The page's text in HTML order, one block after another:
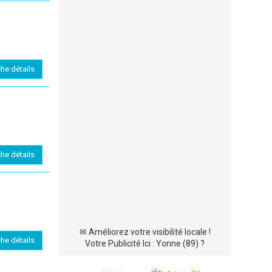
détails
détails
détails
✉ Améliorez votre visibilité locale !
Votre Publicité Ici : Yonne (89) ?